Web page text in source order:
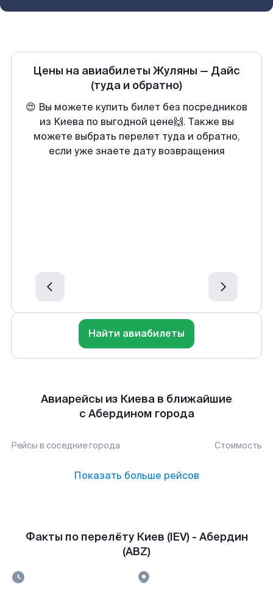
Цены на авиабилеты Жуляны — Дайс
(туда и обратно)
😍 Вы можете купить билет без посредников
из Киева по выгодной цене🙌. Также вы
можете выбрать перелет туда и обратно,
если уже знаете дату возвращения
Найти авиабилеты
Авиарейсы из Киева в ближайшие
с Абердином города
Рейсы в соседние города Стоимость
Показать больше рейсов
Факты по перелёту Киев (IEV) - Абердин
(ABZ)